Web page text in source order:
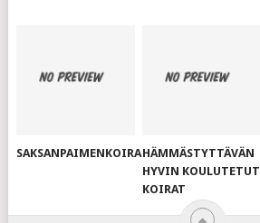
SAKSANPAIMENKOIRAHÄMMÄSTYTTÄVÄN
HYVIN KOULUTETUT
KOIRAT